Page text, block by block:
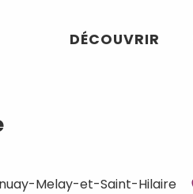
DÉCOUVRIR
Melay-et-Saint-Hilaire